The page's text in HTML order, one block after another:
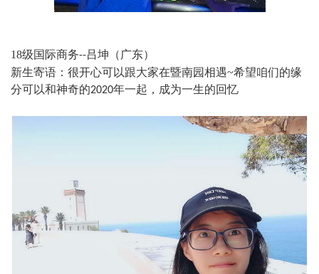
18级国际商务--吕坤（广东）
新生寄语：很开心可以跟大家在暨南园相遇~希望咱们的缘
分可以和神奇的2020年一起，成为一生的回忆